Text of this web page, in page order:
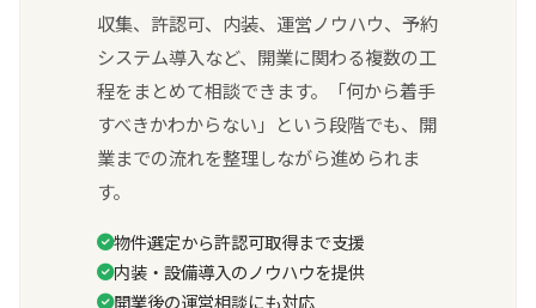
収集、許認可、内装、運営ノウハウ、予約
システム導入など、開業に関わる複数の工
程をまとめて相談できます。「何から着手
すべきかわからない」という段階でも、開
業までの流れを整理しながら進められま
す。
物件選定から許認可取得まで支援
内装・設備導入のノウハウを提供
開業後の運営相談にも対応